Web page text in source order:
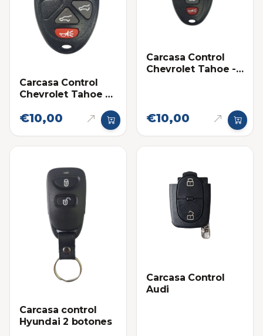
Carcasa Control
Chevrolet Tahoe 6
€10,00
Carcasa Control
Chevrolet Tahoe -
€10,00
Carcasa control
Hyundai 2 botones
Carcasa Control
Audi